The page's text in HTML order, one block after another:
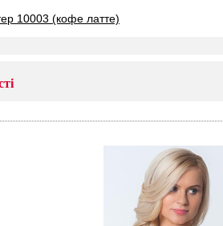
10003 (кофе латте)